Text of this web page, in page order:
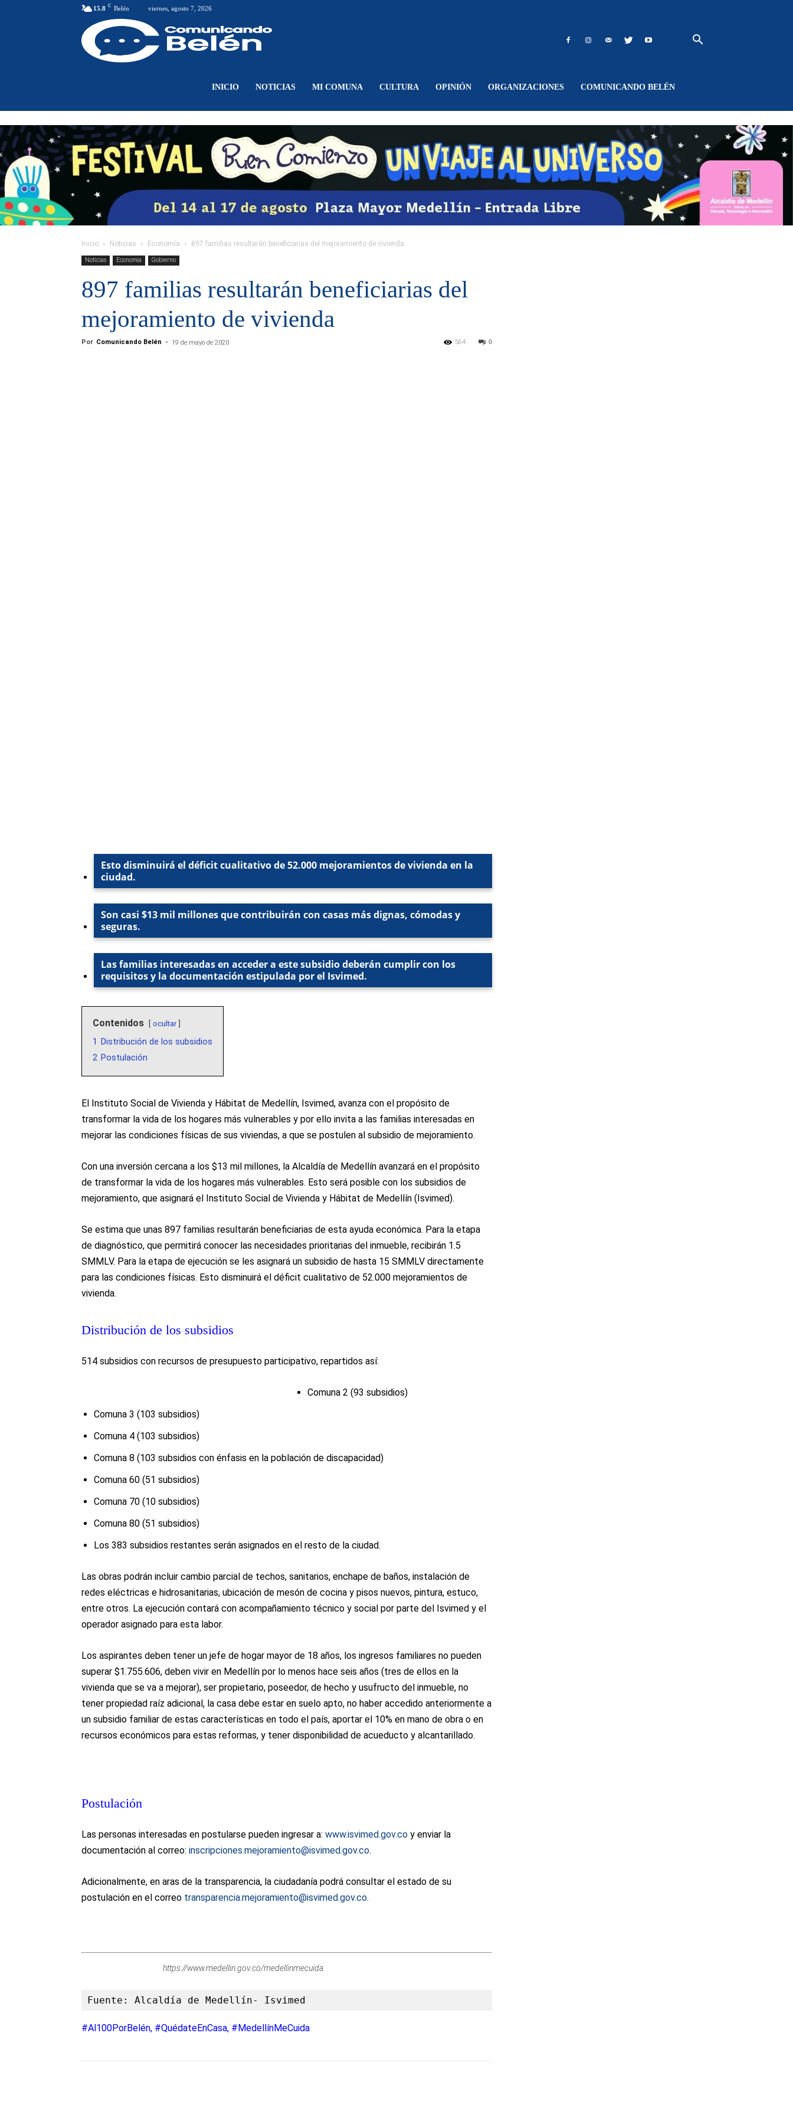
15.8 C Belén viernes, agosto 7, 2026
Belén
INICIO NOTICIAS MI COMUNA CULTURA OPINIÓN ORGANIZACIONES COMUNICANDO BELÉN
Inicio Noticias Economía 897 familias resultarán beneficiarias del mejoramiento de vivienda
Noticias Economía Gobierno
897 familias resultarán beneficiarias del
mejoramiento de vivienda
Por Comunicando Belén - 19 de mayo de 2020 0
564
Esto disminuirá el déficit cualitativo de 52.000 mejoramientos de vivienda en la
ciudad.
Son casi $13 mil millones que contribuirán con casas más dignas, cómodas y
seguras.
Las familias interesadas en acceder a este subsidio deberán cumplir con los
requisitos y la documentación estipulada por el Isvimed.
Contenidos ocultar
1
Distribución de los subsidios
2 Postulación
El Instituto Social de Vivienda y Hábitat de Medellín, Isvimed, avanza con el propósito de
transformar la vida de los hogares más vulnerables y por ello invita a las familias interesadas en
mejorar las condiciones físicas de sus viviendas, a que se postulen al subsidio de mejoramiento.
Con una inversión cercana a los $13 mil millones, la Alcaldía de Medellín avanzará en el propósito
de transformar la vida de los hogares más vulnerables. Esto será posible con los subsidios de
mejoramiento, que asignará el Instituto Social de Vivienda y Hábitat de Medellín (Isvimed).
Se estima que unas 897 familias resultarán beneficiarias de esta ayuda económica. Para la etapa
de diagnóstico, que permitirá conocer las necesidades prioritarias del inmueble, recibirán 1.5
SMMLV. Para la etapa de ejecución se les asignará un subsidio de hasta 15 SMMLV directamente
para las condiciones físicas. Esto disminuirá el déficit cualitativo de 52.000 mejoramientos de
vivienda.
Distribución de los subsidios
514 subsidios con recursos de presupuesto participativo, repartidos así:
Comuna 2 (93 subsidios)
Comuna 3 (103 subsidios)
Comuna 4 (103 subsidios)
Comuna 8 (103 subsidios con énfasis en la población de discapacidad)
Comuna 60 (51 subsidios)
Comuna 70 (10 subsidios)
Comuna 80 (51 subsidios)
Los 383 subsidios restantes serán asignados en el resto de la ciudad.
Las obras podrán incluir cambio parcial de techos, sanitarios, enchape de baños, instalación de
redes eléctricas e hidrosanitarias, ubicación de mesón de cocina y pisos nuevos, pintura, estuco,
entre otros. La ejecución contará con acompañamiento técnico y social por parte del Isvimed y el
operador asignado para esta labor.
Los aspirantes deben tener un jefe de hogar mayor de 18 años, los ingresos familiares no pueden
superar $1.755.606, deben vivir en Medellín por lo menos hace seis años (tres de ellos en la
vivienda que se va a mejorar), ser propietario, poseedor, de hecho y usufructo del inmueble, no
tener propiedad raíz adicional, la casa debe estar en suelo apto, no haber accedido anteriormente a
un subsidio familiar de estas características en todo el país, aportar el 10% en mano de obra o en
recursos económicos para estas reformas, y tener disponibilidad de acueducto y alcantarillado.
Postulación
Las personas interesadas en postularse pueden ingresar a: www.isvimed.gov.co y enviar la
documentación al correo: inscripciones.mejoramiento@isvimed.gov.co.
Adicionalmente, en aras de la transparencia, la ciudadanía podrá consultar el estado de su
postulación en el correo transparencia.mejoramiento@isvimed.gov.co.
https://www.medellin.gov.co/medellinmecuida
Fuente: Alcaldía de Medellín- Isvimed
#Al100PorBelén, #QuédateEnCasa, #MedellínMeCuida